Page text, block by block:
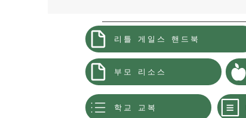
리틀 게일스 핸드북
부모 리소스
학교 교복